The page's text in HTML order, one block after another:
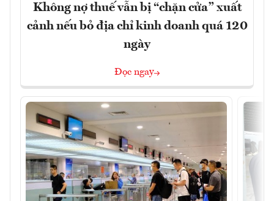
Không nợ thuế vẫn bị “chặn cửa” xuất
cảnh nếu bỏ địa chỉ kinh doanh quá 120
ngày
Đọc ngay